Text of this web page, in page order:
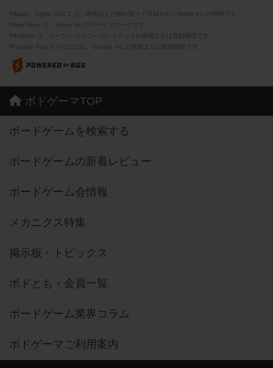
※Apple、Apple のロゴ は、米国および他の国々で登録されたApple Inc.の商標です。
※App Store は、Apple Inc.のサービスマークです。
※Android は、グーグル インコーポレイテッドの商標または登録商標です。
※Google Play とそのロゴは、Google Inc.の商標または登録商標です。
ボドゲーマTOP
ボードゲームを検索する
ボードゲームの新着レビュー
ボードゲーム会情報
メカニクス特集
掲示板・トピックス
ボドとも・会員一覧
ボードゲーム業界コラム
ボドゲーマご利用案内